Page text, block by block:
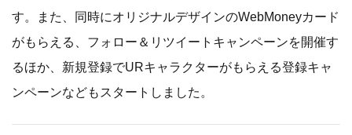
す。また、同時にオリジナルデザインのWebMoneyカード
がもらえる、フォロー＆リツイートキャンペーンを開催す
るほか、新規登録でURキャラクターがもらえる登録キャ
ンペーンなどもスタートしました。